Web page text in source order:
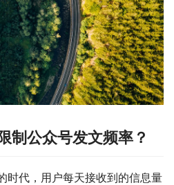
制公众号发文频率？
时代，用户每天接收到的信息量